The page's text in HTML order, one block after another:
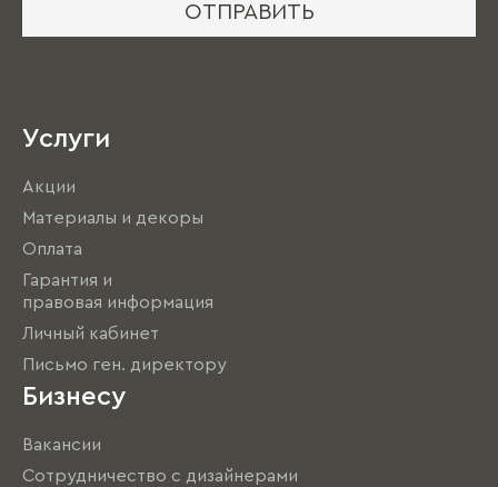
ОТПРАВИТЬ
Услуги
Акции
Материалы и декоры
Оплата
Гарантия и
правовая информация
Личный кабинет
Письмо ген. директору
Бизнесу
Вакансии
Сотрудничество с дизайнерами